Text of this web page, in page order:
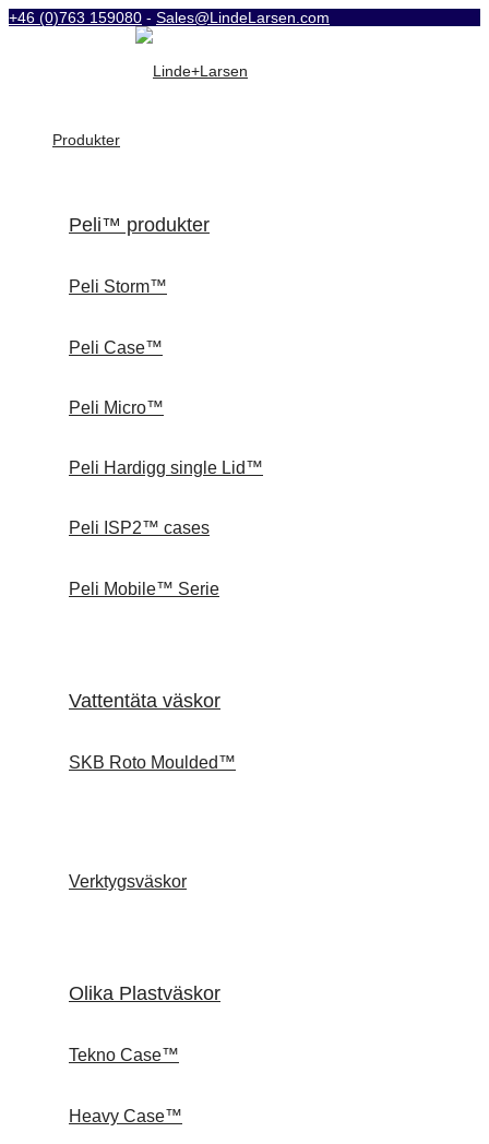
+46 (0)763 159080 - Sales@LindeLarsen.com
Produkter
Peli™ produkter
Peli Storm™
Peli Case™
Peli Micro™
Peli Hardigg single Lid™
Peli ISP2™ cases
Peli Mobile™ Serie
Vattentäta väskor
SKB Roto Moulded™
Verktygsväskor
Olika Plastväskor
Tekno Case™
Heavy Case™